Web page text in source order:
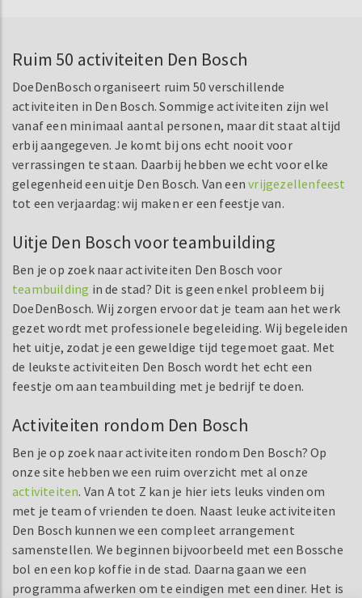
Ruim 50 activiteiten Den Bosch
DoeDenBosch organiseert ruim 50 verschillende
activiteiten in Den Bosch. Sommige activiteiten zijn wel
vanaf een minimaal aantal personen, maar dit staat altijd
erbij aangegeven. Je komt bij ons echt nooit voor
verrassingen te staan. Daarbij hebben we echt voor elke
gelegenheid een uitje Den Bosch. Van eenvrijgezellenfeest
tot een verjaardag: wij maken er een feestje van.
Uitje Den Bosch voor teambuilding
Ben je op zoek naar activiteiten Den Bosch voor
teambuilding in de stad? Dit is geen enkel probleem bij
DoeDenBosch. Wij zorgen ervoor dat je team aan het werk
gezet wordt met professionele begeleiding. Wij begeleiden
het uitje, zodat je een geweldige tijd tegemoet gaat. Met
de leukste activiteiten Den Bosch wordt het echt een
feestje om aan teambuilding met je bedrijf te doen.
Activiteiten rondom Den Bosch
Ben je op zoek naar activiteiten rondom Den Bosch? Op
onze site hebben we een ruim overzicht met al onze
activiteiten. Van A tot Z kan je hier iets leuks vinden om
met je team of vrienden te doen. Naast leuke activiteiten
Den Bosch kunnen we een compleet arrangement
samenstellen. We beginnen bijvoorbeeld met een Bossche
bol en een kop koffie in de stad. Daarna gaan we een
programma afwerken om te eindigen met een diner. Het is